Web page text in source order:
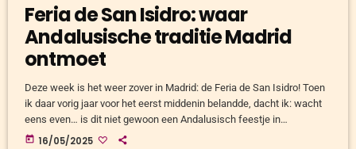
Feria de San Isidro: waar
Andalusische traditie Madrid
ontmoet
Deze week is het weer zover in Madrid: de Feria de San Isidro! Toen
ik daar vorig jaar voor het eerst middenin belandde, dacht ik: wacht
eens even… is dit niet gewoon een Andalusisch feestje in
vermomming? En ja, we duiken deze maand even het Spaanse
today 16/05/2025